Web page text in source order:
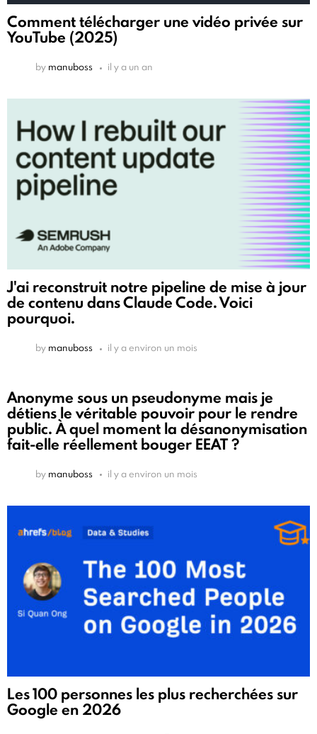
Comment télécharger une vidéo privée sur
YouTube (2025)
by manuboss il y a un an
J'ai reconstruit notre pipeline de mise à jour
de contenu dans Claude Code. Voici
pourquoi.
by manuboss il y a environ un mois
Anonyme sous un pseudonyme mais je
détiens le véritable pouvoir pour le rendre
public. À quel moment la désanonymisation
fait-elle réellement bouger EEAT ?
by manuboss il y a environ un mois
Les 100 personnes les plus recherchées sur
Google en 2026